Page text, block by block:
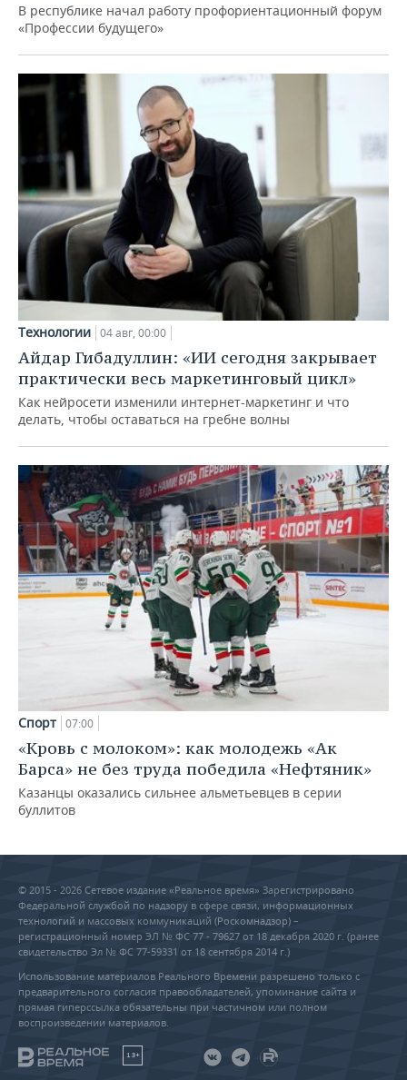
В республике начал работу профориентационный форум
«Профессии будущего»
Технологии 04 авг, 00:00
Айдар Гибадуллин: «ИИ сегодня закрывает
практически весь маркетинговый цикл»
Как нейросети изменили интернет-маркетинг и что
делать, чтобы оставаться на гребне волны
Спорт 07:00
«Кровь с молоком»: как молодежь «Ак
Барса» не без труда победила «Нефтяник»
Казанцы оказались сильнее альметьевцев в серии
буллитов
© 2015 - 2026 Сетевое издание «Реальное время» Зарегистрировано
Федеральной службой по надзору в сфере связи, информационных
технологий и массовых коммуникаций (Роскомнадзор) –
регистрационный номер ЭЛ № ФС 77 - 79627 от 18 декабря 2020 г. (ранее
свидетельство Эл № ФС 77-59331 от 18 сентября 2014 г.)
Использование материалов Реального Времени разрешено только с
предварительного согласия правообладателей, упоминание сайта и
прямая гиперссылка обязательны при частичном или полном
воспроизведении материалов.
18+